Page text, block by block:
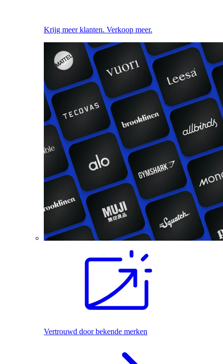
Krijg meer klanten. Verkoop meer.
Vertrouwd door bekende merken